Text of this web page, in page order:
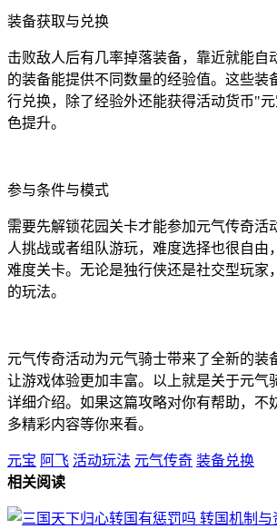
装备获取与兑换
击败敌人后有几率掉落装备，靠近就能自
的装备能提供不同数量的经验值。这些装
行兑换，除了经验外还能获得活动货币"
色提升。
参与条件与模式
需要先解锁花园关卡才能参加元气传奇活
人挑战或者组队游玩，难度选择也很自由
难度关卡。无论是独行侠还是社交型玩家
的玩法。
元气传奇活动为元气骑士带来了全新的装
让游戏体验更加丰富。以上就是关于元气
详细介绍。如果这篇攻略对你有帮助，不
多精彩内容等你来看。
元宝 阿飞 活动玩法 元气传奇 装备兑换
相关阅读